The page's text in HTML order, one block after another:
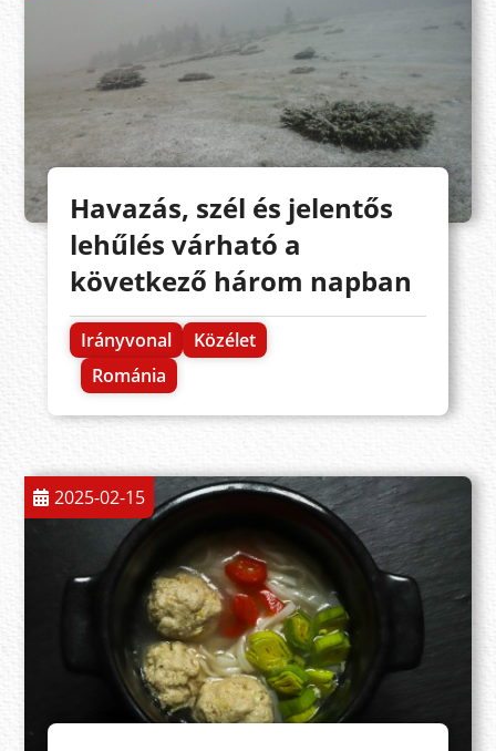
Havazás, szél és jelentős
lehűlés várható a
következő három napban
Irányvonal
Közélet
Románia
2025-02-15